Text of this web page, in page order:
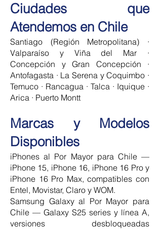
Ciudades que
Atendemos en Chile
Santiago (Región Metropolitana) ·
Valparaíso y Viña del Mar ·
Concepción y Gran Concepción ·
Antofagasta · La Serena y Coquimbo ·
Temuco · Rancagua · Talca · Iquique ·
Arica · Puerto Montt
Marcas y Modelos
Disponibles
iPhones al Por Mayor para Chile —
iPhone 15, iPhone 16, iPhone 16 Pro y
iPhone 16 Pro Max, compatibles con
Entel, Movistar, Claro y WOM.
Samsung Galaxy al Por Mayor para
Chile — Galaxy S25 series y línea A,
versiones desbloqueadas